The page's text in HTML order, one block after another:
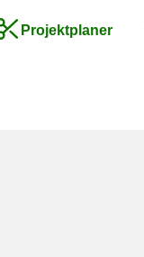
Projektplaner